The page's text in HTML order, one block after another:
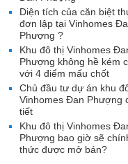
Diện tích của căn biệt
đơn lập tại Vinhomes
Phượng ?
Khu đô thị Vinhomes
Phượng không hề kém
với 4 điểm mấu chốt
Chủ đầu tư dự án khu
Vinhomes Đan Phượng
tiết
Khu đô thị Vinhomes
Phượng bao giờ sẽ
thức được mở bán?